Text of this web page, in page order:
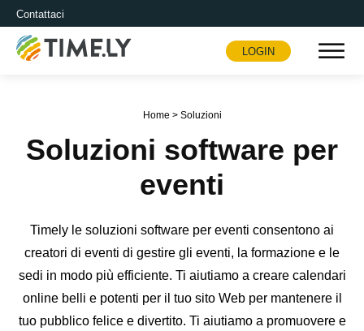
Contattaci
Timely
LOGIN
Home > Soluzioni
Soluzioni software per
eventi
Timely le soluzioni software per eventi consentono ai
creatori di eventi di gestire gli eventi, la formazione e le
sedi in modo più efficiente. Ti aiutiamo a creare calendari
online belli e potenti per il tuo sito Web per mantenere il
tuo pubblico felice e divertito. Ti aiutiamo a promuovere e